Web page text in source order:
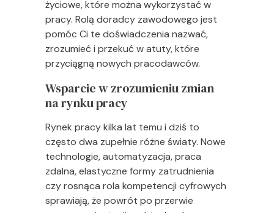
życiowe, które można wykorzystać w
pracy. Rolą doradcy zawodowego jest
pomóc Ci te doświadczenia nazwać,
zrozumieć i przekuć w atuty, które
przyciągną nowych pracodawców.
Wsparcie w zrozumieniu zmian
na rynku pracy
Rynek pracy kilka lat temu i dziś to
często dwa zupełnie różne światy. Nowe
technologie, automatyzacja, praca
zdalna, elastyczne formy zatrudnienia
czy rosnąca rola kompetencji cyfrowych
sprawiają, że powrót po przerwie